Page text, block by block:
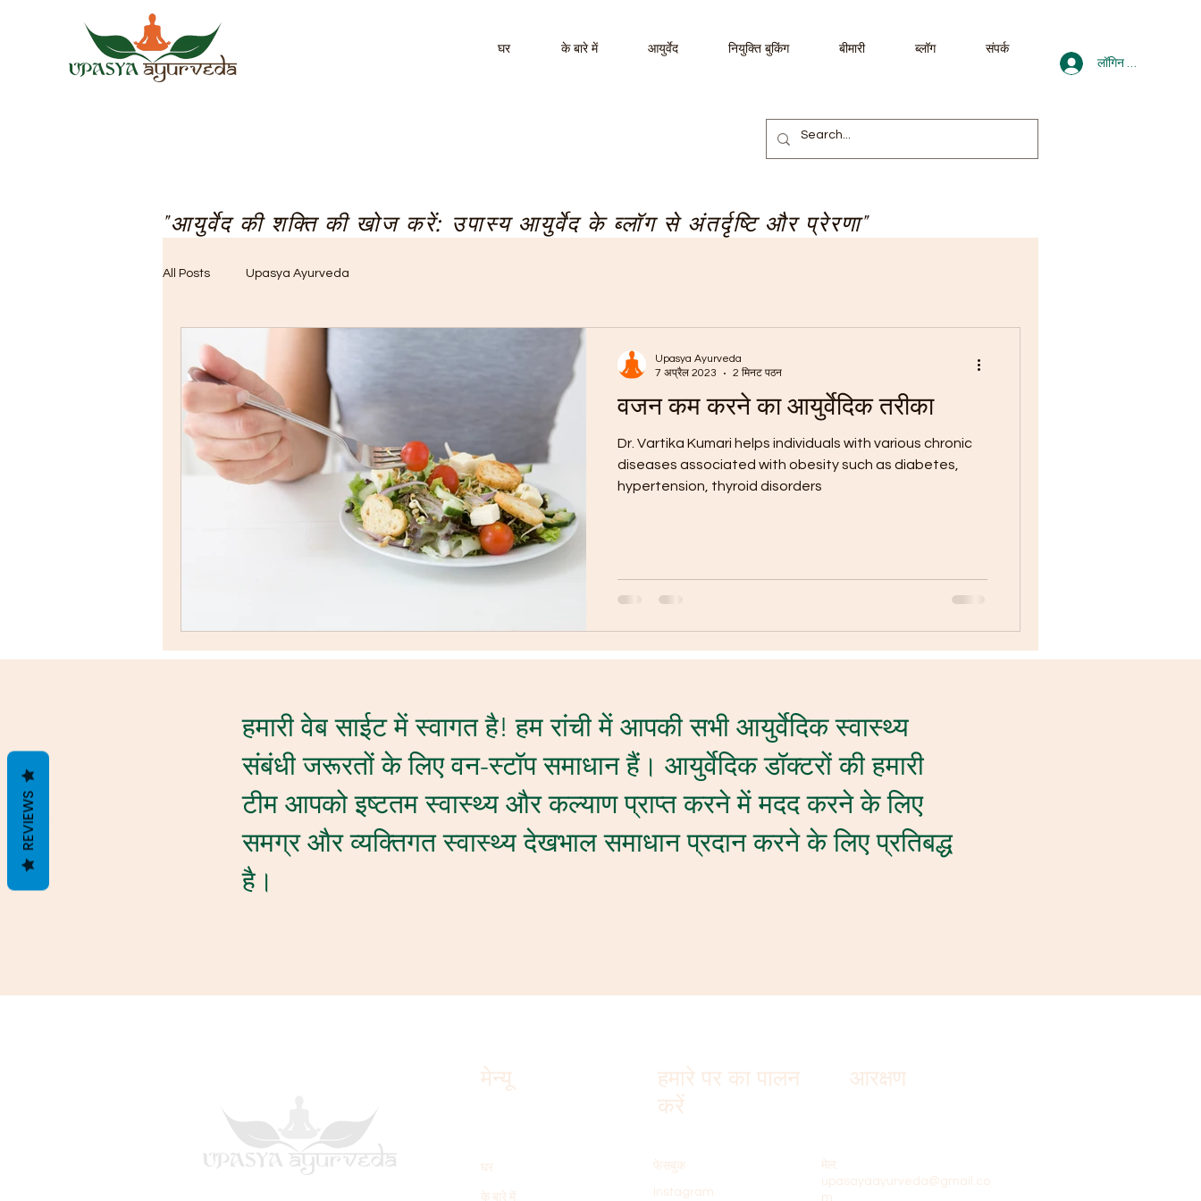
घर के बारे में आयुर्वेद नियुक्ति बुकिंग बीमारी ब्लॉग संपर्क
लॉगिन करें
"आयुर्वेद की शक्ति की खोज करें: उपास्य आयुर्वेद के ब्लॉग से अंतर्दृष्टि और प्रेरणा"
All Posts Upasya Ayurveda
वजन कम करने का आयुर्वेदिक तरीका
Dr. Vartika Kumari helps individuals with various chronic
diseases associated with obesity such as diabetes,
hypertension, thyroid disorders
Upasya Ayurveda
7 अप्रैल 2023
2 मिनट पठन
हमारी वेब साईट में स्वागत है! हम रांची में आपकी सभी आयुर्वेदिक स्वास्थ्य
संबंधी जरूरतों के लिए वन-स्टॉप समाधान हैं। आयुर्वेदिक डॉक्टरों की हमारी
टीम आपको इष्टतम स्वास्थ्य और कल्याण प्राप्त करने में मदद करने के लिए
समग्र और व्यक्तिगत स्वास्थ्य देखभाल समाधान प्रदान करने के लिए प्रतिबद्ध
है।
मेन्यू
हमारे पर का पालन
करें
आरक्षण
घर
के बारे में
फेसबुक
Instagram
मेल:
upasayaayurveda@gmail.co
m
REVIEWS